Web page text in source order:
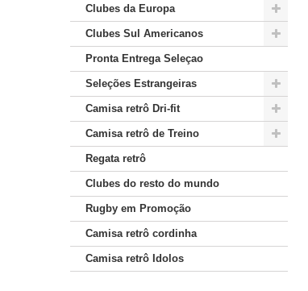
Clubes da Europa
Clubes Sul Americanos
Pronta Entrega Seleçao
Seleções Estrangeiras
Camisa retrô Dri-fit
Camisa retrô de Treino
Regata retrô
Clubes do resto do mundo
Rugby em Promoção
Camisa retrô cordinha
Camisa retrô Idolos